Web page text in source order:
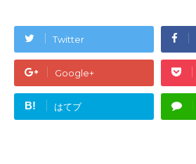
Twitter
Google+
B! はてブ